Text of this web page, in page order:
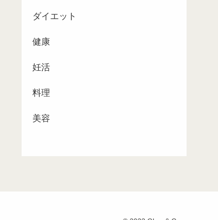
ダイエット
健康
妊活
料理
美容